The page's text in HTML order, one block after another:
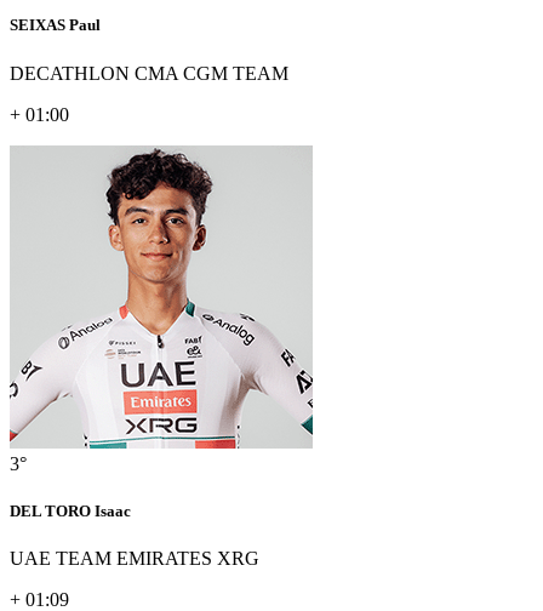
SEIXAS Paul
DECATHLON CMA CGM TEAM
+ 01:00
3°
DEL TORO Isaac
UAE TEAM EMIRATES XRG
+ 01:09